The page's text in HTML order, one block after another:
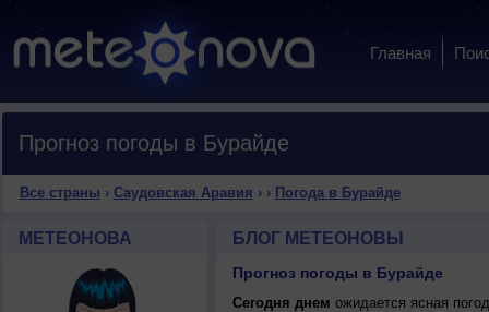
Главная
Прогноз погоды в Бурайде
Все страны › Саудовская Аравия › › Погода в Бурайде
МЕТЕОНОВА БЛОГ МЕТЕОНОВЫ
Прогноз погоды в Бурайде
Сегодня днем ожидается ясная